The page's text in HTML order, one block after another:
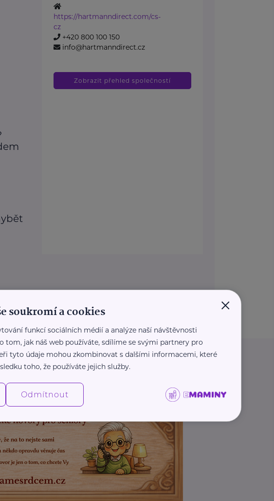
https://hartmanndirect.com/cs-
cz
+420 800 100 150
info@hartmanndirect.cz
Zobrazit přehled společností
×
soukromí a cookies
funkcí sociálních médií a analýze naší návštěvnosti
tom, jak náš web používáte, sdílíme se svými partnery pro
tyto údaje mohou zkombinovat s dalšími informacemi, které
toho, že používáte jejich služby.
Odmítnout